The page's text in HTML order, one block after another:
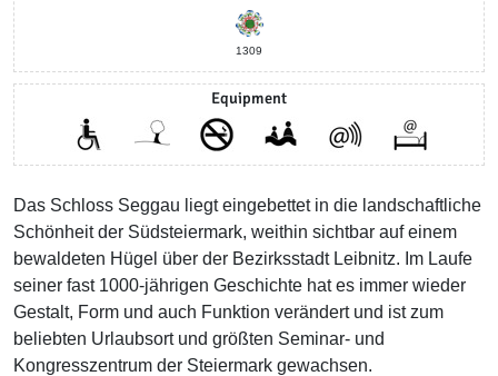
1309
Equipment
Das Schloss Seggau liegt eingebettet in die landschaftliche
Schönheit der Südsteiermark, weithin sichtbar auf einem
bewaldeten Hügel über der Bezirksstadt Leibnitz. Im Laufe
seiner fast 1000-jährigen Geschichte hat es immer wieder
Gestalt, Form und auch Funktion verändert und ist zum
beliebten Urlaubsort und größten Seminar- und
Kongresszentrum der Steiermark gewachsen.